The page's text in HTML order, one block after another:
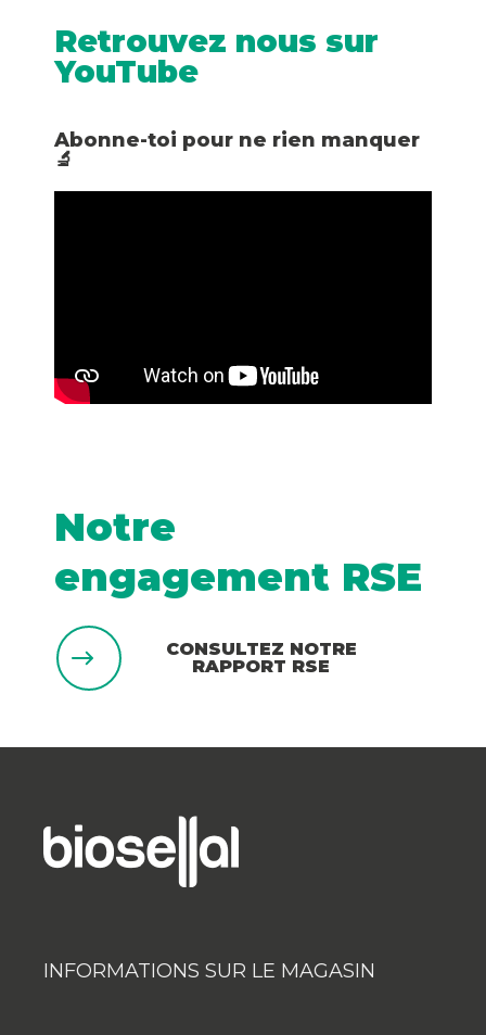
Retrouvez nous sur
YouTube
Abonne-toi pour ne rien manquer
🔬
Notre
engagement RSE
CONSULTEZ NOTRE
RAPPORT RSE
INFORMATIONS SUR LE MAGASIN